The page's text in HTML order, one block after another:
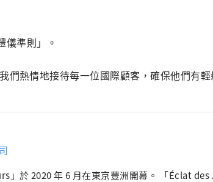
儀準則」。
熱情地接待每一位國際顧客，確保他們有輕
」於 2020 年 6 月在東京豐洲開幕。 「Éclat